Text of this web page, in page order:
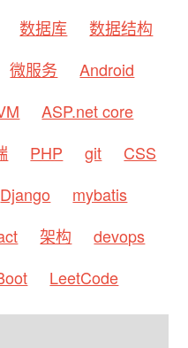
数据库
数据结构
微服务
Android
ASP.net core
PHP git
CSS
Django
mybatis
架构
devops
LeetCode